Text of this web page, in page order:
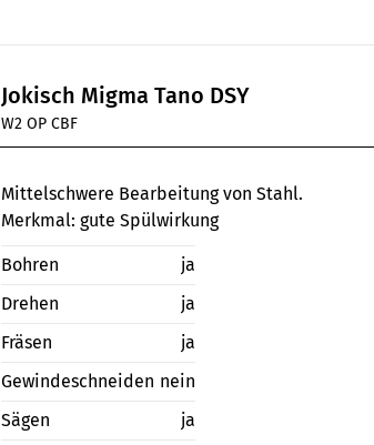
Jokisch Migma Tano DSY
W2 OP CBF
Mittelschwere Bearbeitung von Stahl.
Merkmal: gute Spülwirkung
Bohren
ja
Drehen
ja
Fräsen
ja
Gewindeschneiden nein
Sägen
ja